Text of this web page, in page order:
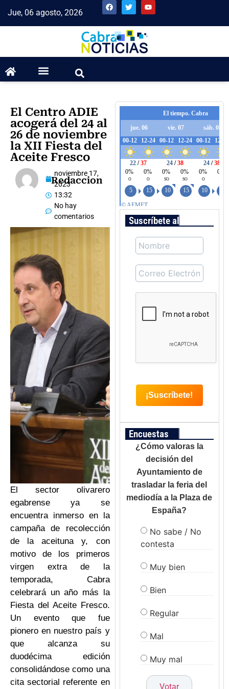
Jue, 06 agosto, 2026
El Centro ADIE
acogerá del 24 al
26 de noviembre
la XII Fiesta del
Aceite Fresco
Redaccion
noviembre 17,
2023
13:32
No hay
comentarios
El sector olivarero
egabrense ya se
encuentra inmerso en la
campaña de recolección
de la aceituna y, con
motivo de los primeros
virgen extra de la
temporada, Cabra
celebrará un año más la
Fiesta del Aceite Fresco.
Un evento que fue
pionero en nuestro país y
que alcanza su
duodécima edición
consolidándose como una
cita sectorial referente en
Suscríbete al boletín
Encuestas
¿Cómo valoras la
decisión del
Ayuntamiento de
trasladar la feria del
mediodía a la Plaza de
España?
No sabe / No
contesta
Muy bien
Bien
Regular
Mal
Muy mal